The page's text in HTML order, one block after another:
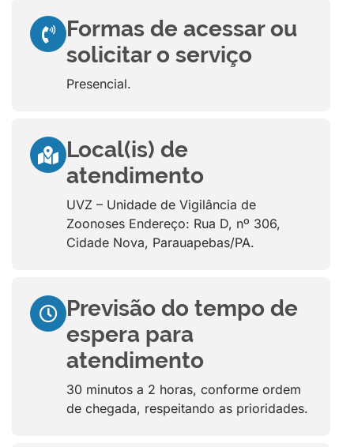
Formas de acessar ou
solicitar o serviço
Presencial.
Local(is) de
atendimento
UVZ – Unidade de Vigilância de
Zoonoses Endereço: Rua D, nº 306,
Cidade Nova, Parauapebas/PA.
Previsão do tempo de
espera para
atendimento
30 minutos a 2 horas, conforme ordem
de chegada, respeitando as prioridades.